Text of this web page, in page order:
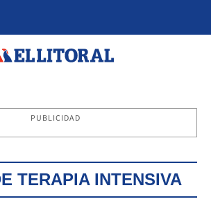
PUBLICIDAD
TERAPIA INTENSIVA